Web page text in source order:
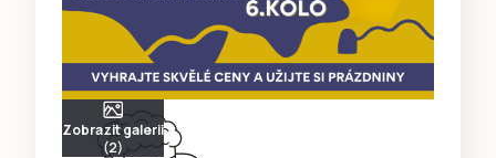
Zobrazit galerii
(2)